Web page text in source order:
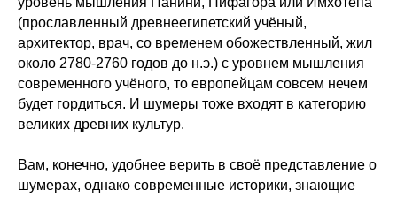
(прославленный древнеегипетский учёный,
архитектор, врач, со временем обожествленный, жил
около 2780-2760 годов до н.э.) с уровнем мышления
современного учёного, то европейцам совсем нечем
будет гордиться. И шумеры тоже входят в категорию
великих древних культур.
Вам, конечно, удобнее верить в своё представление о
шумерах, однако современные историки, знающие